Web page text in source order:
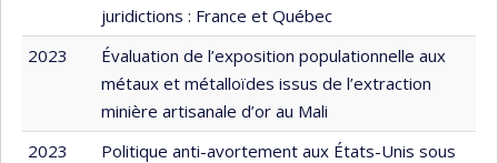
juridictions : France et Québec
2023
Évaluation de l’exposition populationnelle aux
métaux et métalloïdes issus de l’extraction
minière artisanale d’or au Mali
2023
Politique anti-avortement aux États-Unis sous